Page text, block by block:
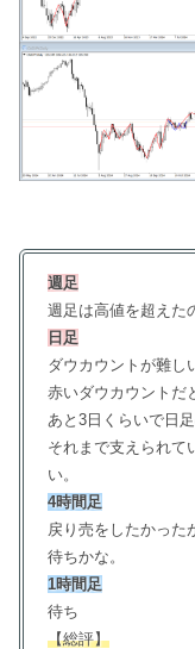
週足
週足は高値を超えた
日足
ダウカウントが難し
赤いダウカウントだ
あと3日くらいで日
それまで支えられて
い。
4時間足
戻り売をしたかった
待ちかな。
1時間足
待ち
【総評】